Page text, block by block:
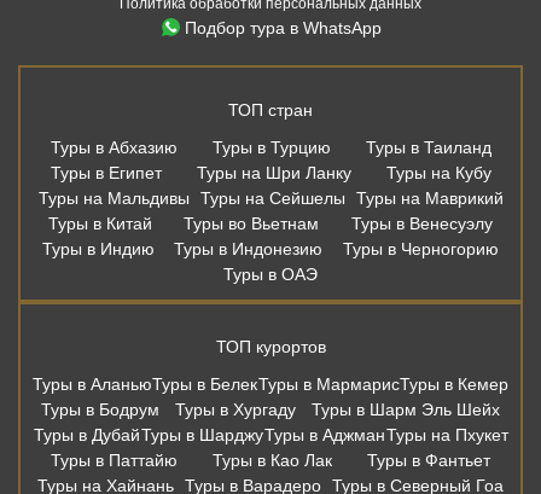
Подбор тура в WhatsApp
ТОП стран
Туры в Абхазию
Туры в Турцию
Туры в Таиланд
Туры в Египет
Туры на Шри Ланку
Туры на Кубу
Туры на Мальдивы
Туры на Сейшелы
Туры на Маврикий
Туры в Китай
Туры во Вьетнам
Туры в Венесуэлу
Туры в Индию
Туры в Индонезию
Туры в Черногорию
Туры в ОАЭ
ТОП курортов
Туры в АланьюТуры в БелекТуры в МармарисТуры в Кемер
Туры в Бодрум
Туры в Хургаду
Туры в Шарм Эль Шейх
Туры в ДубайТуры в ШарджуТуры в АджманТуры на Пхукет
Туры в Паттайю
Туры в Као Лак
Туры в Фантьет
Туры на Хайнань Туры в Варадеро Туры в Северный Гоа